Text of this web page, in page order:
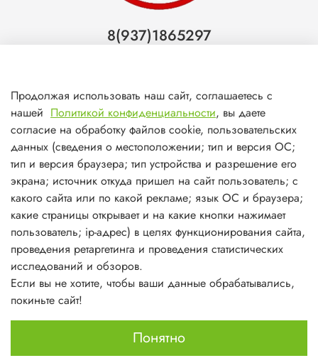
О магазине
Информация
Личный кабинет
8(937)1865297
Самара (ТЦ МегаМебель)
8(927)7360008
Самара (ст.м. Победа)
Продолжая использовать наш сайт, соглашаетесь с
нашей Политикой конфиденциальности, вы даете
согласие на обработку файлов cookie, пользовательских
данных (сведения о местоположении; тип и версия ОС;
тип и версия браузера; тип устройства и разрешение его
экрана; источник откуда пришел на сайт пользователь; с
какого сайта или по какой рекламе; язык ОС и браузера;
какие страницы открывает и на какие кнопки нажимает
пользователь; ip-адрес) в целях функционирования сайта,
проведения ретаргетинга и проведения статистических
исследований и обзоров.
Если вы не хотите, чтобы ваши данные обрабатывались,
покиньте сайт!
Понятно